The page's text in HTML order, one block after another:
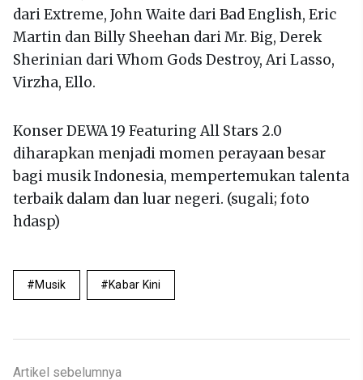
dari Extreme, John Waite dari Bad English, Eric
Martin dan Billy Sheehan dari Mr. Big, Derek
Sherinian dari Whom Gods Destroy, Ari Lasso,
Virzha, Ello.
Konser DEWA 19 Featuring All Stars 2.0
diharapkan menjadi momen perayaan besar
bagi musik Indonesia, mempertemukan talenta
terbaik dalam dan luar negeri. (sugali; foto
hdasp)
Musik Kabar Kini
Artikel sebelumnya